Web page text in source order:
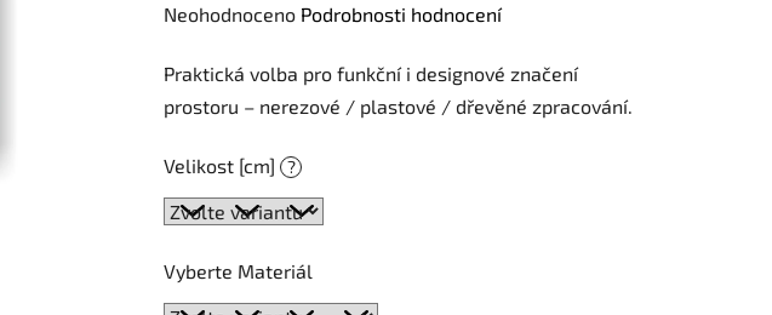
Průměrné
produktu
je
z
5
Neohodnoceno Podrobnosti hodnocení
Praktická volba pro funkční i designové značení
prostoru – nerezové / plastové / dřevěné zpracování.
Velikost [cm] ?
Vyberte Materiál